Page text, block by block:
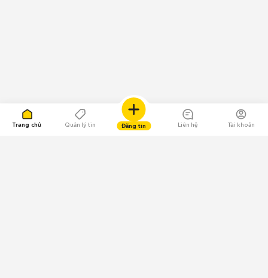
Trang chủ Quản lý tin Đăng tin Liên hệ Tài khoản